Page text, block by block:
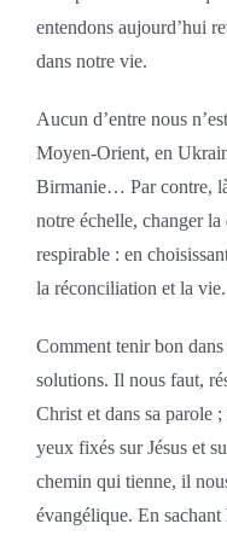
entendons aujourd’hui
dans notre vie.
Aucun d’entre nous
Moyen-Orient, en
Birmanie… Par contre,
notre échelle, changer
respirable : en
la réconciliation et la vie.
Comment tenir bon
solutions. Il nous faut,
Christ et dans sa parole
yeux fixés sur Jésus et
chemin qui tienne, il
évangélique. En